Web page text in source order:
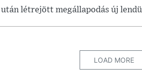
létrejött megállapodás új
LOAD MORE